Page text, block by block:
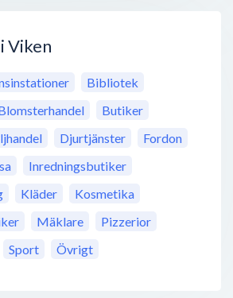
Viken
Bibliotek
Butiker
Djurtjänster
Fordon
Inredningsbutiker
Kläder
Kosmetika
Mäklare
Pizzerior
Sport Övrigt